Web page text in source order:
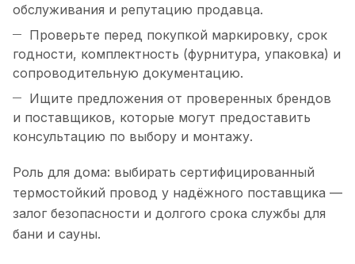
обслуживания и репутацию продавца.
Проверьте перед покупкой маркировку, срок
годности, комплектность (фурнитура, упаковка) и
сопроводительную документацию.
Ищите предложения от проверенных брендов
и поставщиков, которые могут предоставить
консультацию по выбору и монтажу.
Роль для дома: выбирать сертифицированный
термостойкий провод у надёжного поставщика —
залог безопасности и долгого срока службы для
бани и сауны.